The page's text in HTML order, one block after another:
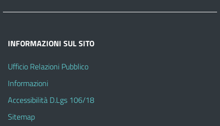
INFORMAZIONI SUL SITO
Ufficio Relazioni Pubblico
Informazioni
Accessibilità D.Lgs 106/18
Sitemap